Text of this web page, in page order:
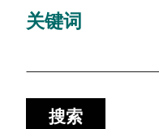
关键词
搜索